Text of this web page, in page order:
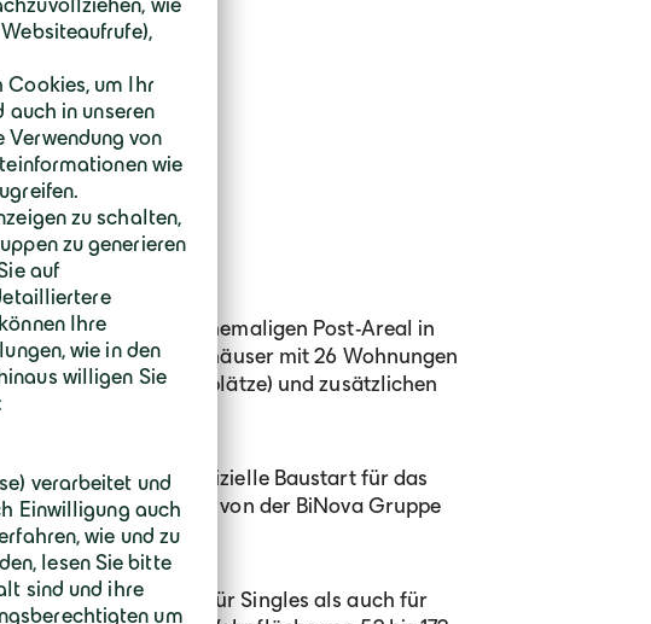
stehen auf dem ehemaligen Post-Areal in
Mehrfamilienhäuser mit 26 Wohnungen
Tiefgarage (36 Stellplätze) und zusätzlichen
wurde nun der offizielle Baustart für das
eingeläutet, das von der BiNova Gruppe
sind sowohl für Singles als auch für